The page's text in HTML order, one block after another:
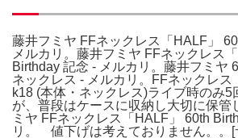
藤井フミヤ FFネックレス「HALF」
メルカリ。藤井フミヤ FFネックレス
Birthday 記念 - メルカリ。藤井フミヤ
ネックレス - メルカリ。FFネックレス
k18 (本体・ネックレス)ライブ時のみ5
が、普段はケースに収納し大切に保管
ミヤ FFネックレス「HALF」 60th
リ。 値下げは考えておりません。